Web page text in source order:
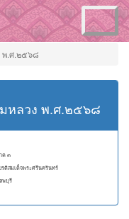
Toggle
navigation
พ.ศ.๒๕๖๘
หลวง พ.ศ.๒๕๖๘
ค ๓
รติสมเด็จพระศรีนครินทร์
พบุรี